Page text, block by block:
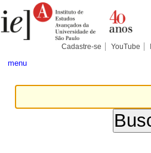
para
conteúdo.
Pessoais
Cadastre-se YouTube
menu